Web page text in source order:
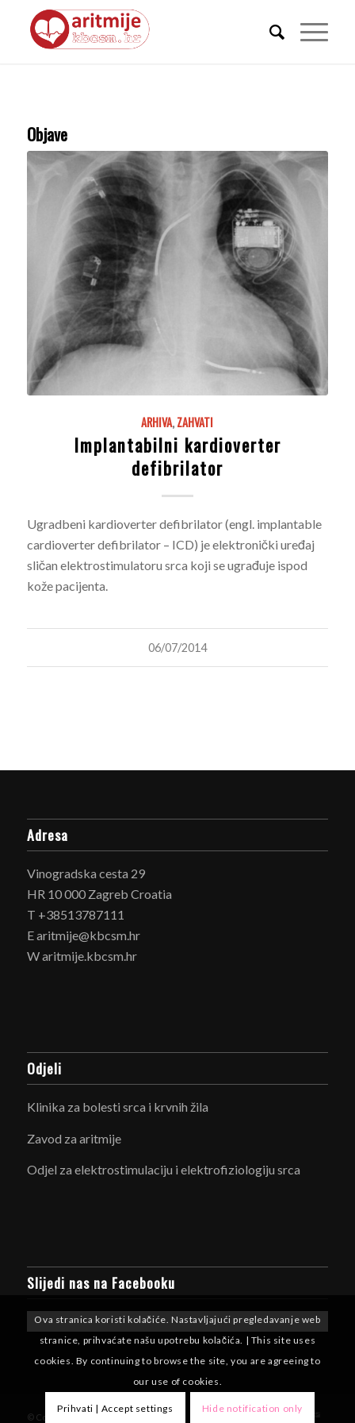
Objave
ARHIVA,ZAHVATI
Implantabilni kardioverter
defibrilator
Ugradbeni kardioverter defibrilator (engl. implantable
cardioverter defibrilator – ICD) je elektronički uređaj
sličan elektrostimulatoru srca koji se ugrađuje ispod
kože pacijenta.
06/07/2014
Adresa
Vinogradska cesta 29
HR 10 000 Zagreb Croatia
T +38513787111
E aritmije@kbcsm.hr
W aritmije.kbcsm.hr
Odjeli
Klinika za bolesti srca i krvnih žila
Zavod za aritmije
Odjel za elektrostimulaciju i elektrofiziologiju srca
Slijedi nas na Facebooku
© Copyright - Aritmije KBCSM
Ova stranica koristi kolačiće. Nastavljajući pregledavanje web
stranice, prihvaćate našu upotrebu kolačića. | This site uses
cookies. By continuing to browse the site, you are agreeing to
our use of cookies.
Prihvati | Accept settings Hide notification only